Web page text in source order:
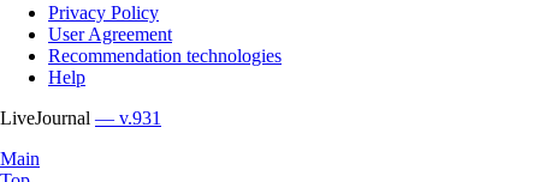
Privacy Policy
User Agreement
Recommendation technologies
Help
LiveJournal — v.931
Main